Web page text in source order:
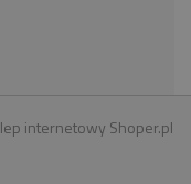
internetowy Shoper.pl